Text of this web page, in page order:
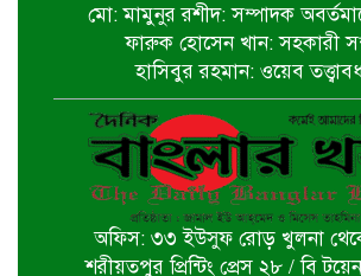
পাইকগাছায় জুলাই
পালিত
বটিয়াঘাটায় জুলাই
উপলক্ষ্যে পুরস্কার
দিঘলিয়ায় ট্রাক
মো: মামুনুর রশীদ: সম্পাদক
ফারুক হোসেন খান: সহকারী
হাসিবুর রহমান: ওয়েব
অফিস: ৩৩ ইউসুফ রোড় খুলনা
শরীয়তপুর প্রিন্টিং প্রেস ২৮ / বি